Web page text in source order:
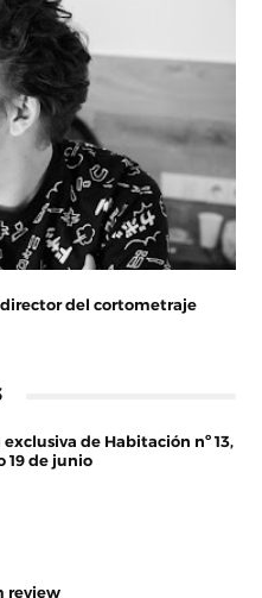
director del cortometraje
exclusiva de Habitación nº 13,
19 de junio
review